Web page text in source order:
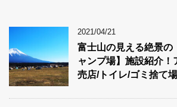
2021/04/21
富士山の見える絶景の
ャンプ場】施設紹介！
売店/トイレ/ゴミ捨て